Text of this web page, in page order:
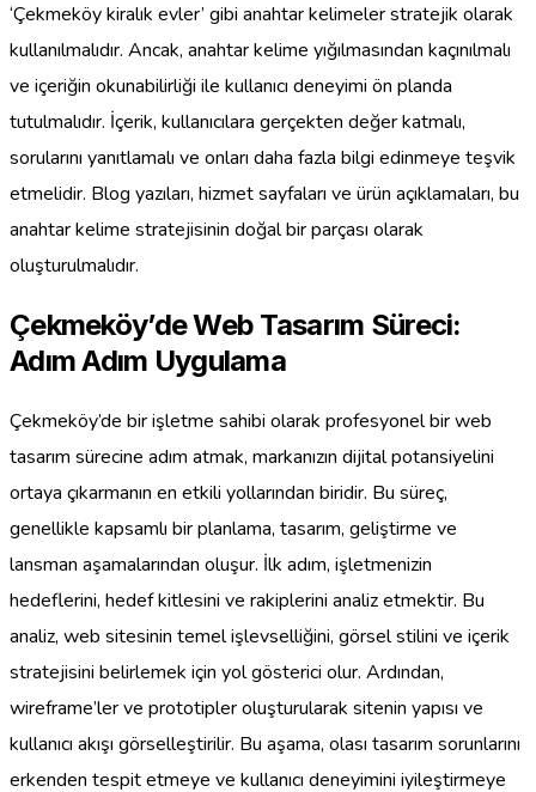
‘Çekmeköy kiralık evler’ gibi anahtar kelimeler stratejik olarak
kullanılmalıdır. Ancak, anahtar kelime yığılmasından kaçınılmalı
ve içeriğin okunabilirliği ile kullanıcı deneyimi ön planda
tutulmalıdır. İçerik, kullanıcılara gerçekten değer katmalı,
sorularını yanıtlamalı ve onları daha fazla bilgi edinmeye teşvik
etmelidir. Blog yazıları, hizmet sayfaları ve ürün açıklamaları, bu
anahtar kelime stratejisinin doğal bir parçası olarak
oluşturulmalıdır.
Çekmeköy’de Web Tasarım Süreci:
Adım Adım Uygulama
Çekmeköy’de bir işletme sahibi olarak profesyonel bir web
tasarım sürecine adım atmak, markanızın dijital potansiyelini
ortaya çıkarmanın en etkili yollarından biridir. Bu süreç,
genellikle kapsamlı bir planlama, tasarım, geliştirme ve
lansman aşamalarından oluşur. İlk adım, işletmenizin
hedeflerini, hedef kitlesini ve rakiplerini analiz etmektir. Bu
analiz, web sitesinin temel işlevselliğini, görsel stilini ve içerik
stratejisini belirlemek için yol gösterici olur. Ardından,
wireframe’ler ve prototipler oluşturularak sitenin yapısı ve
kullanıcı akışı görselleştirilir. Bu aşama, olası tasarım sorunlarını
erkenden tespit etmeye ve kullanıcı deneyimini iyileştirmeye